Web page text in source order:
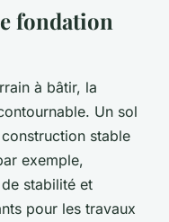
fondation
à bâtir, la
Un sol
stable
exemple,
stabilité et
pour les travaux